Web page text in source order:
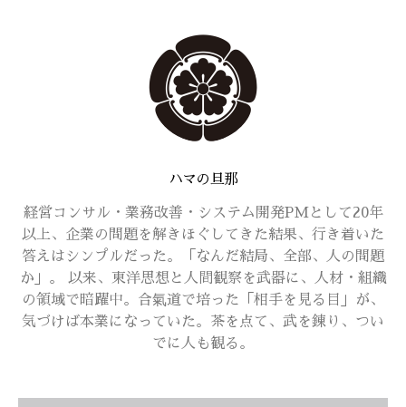
ハマの旦那
経営コンサル・業務改善・システム開発PMとして20年
以上、企業の問題を解きほぐしてきた結果、行き着いた
答えはシンプルだった。「なんだ結局、全部、人の問題
か」。 以来、東洋思想と人間観察を武器に、人材・組織
の領域で暗躍中。合氣道で培った「相手を見る目」が、
気づけば本業になっていた。茶を点て、武を錬り、つい
でに人も観る。